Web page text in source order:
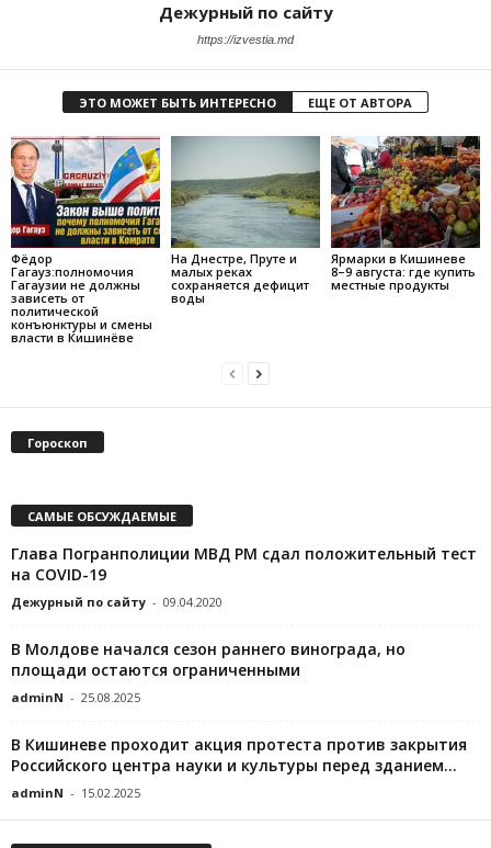
Дежурный по сайту
https://izvestia.md
ЭТО МОЖЕТ БЫТЬ ИНТЕРЕСНО ЕЩЕ ОТ АВТОРА
Фёдор
Гагауз:полномочия
Гагаузии не должны
зависеть от
политической
конъюнктуры и смены
власти в Кишинёве
На Днестре, Пруте и
малых реках
сохраняется дефицит
воды
Ярмарки в Кишиневе
8–9 августа: где купить
местные продукты
Гороскоп
САМЫЕ ОБСУЖДАЕМЫЕ
Глава Погранполиции МВД РМ сдал положительный тест
на COVID-19
Дежурный по сайту - 09.04.2020
В Молдове начался сезон раннего винограда, но
площади остаются ограниченными
adminN - 25.08.2025
В Кишиневе проходит акция протеста против закрытия
Российского центра науки и культуры перед зданием...
adminN - 15.02.2025